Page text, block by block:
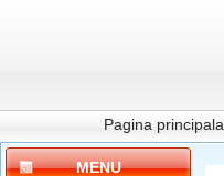
Pagina principala
MENU